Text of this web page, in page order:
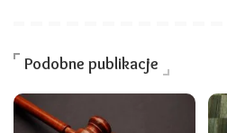
Podobne publikacje